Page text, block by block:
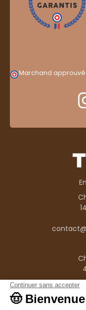
Marchand approuvé